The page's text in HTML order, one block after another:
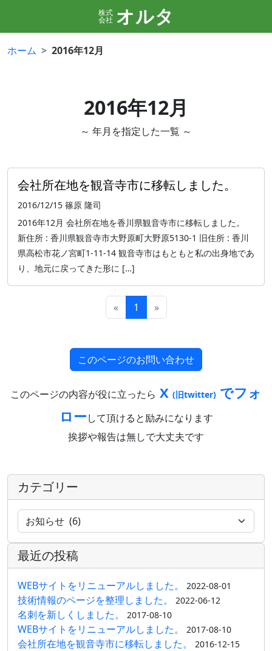
株式
会社 オルタ
ホーム 2016年12月
2016年12月
～ 年月を指定した一覧 ～
会社所在地を観音寺市に移転しました。
2016/12/15 篠原 隆司
2016年12月 会社所在地を香川県観音寺市に移転しました。
新住所 : 香川県観音寺市大野原町大野原5130-1 旧住所 : 香川
県高松市花ノ宮町1-11-14 観音寺市はもともと私の出身地であ
り、地元に戻ってきた形に […]
« 1 »
このページのお問い合わせ
このページの内容が役に立ったら X (旧twitter) でフォ
ローして頂けると励みになります
挨拶や報告は無しで大丈夫です
カテゴリー
最近の投稿
WEBサイトをリニューアルしました。 2022-08-01
技術情報のページを整理しました。 2022-06-12
名刺を新しくしました。 2017-08-10
WEBサイトをリニューアルしました。 2017-08-10
会社所在地を観音寺市に移転しました。 2016-12-15